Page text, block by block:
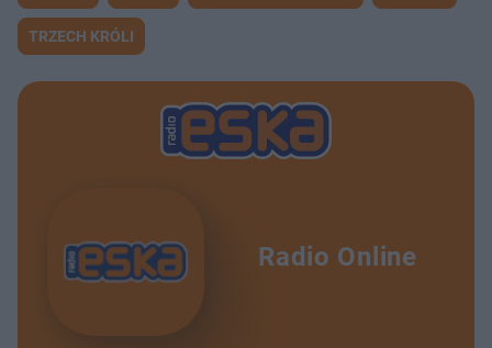
TRZECH KRÓLI
Radio Online